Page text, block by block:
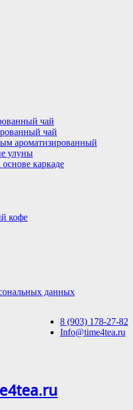
чай
чай
ароматизированный
улуны
каркаде
кофе
данных
8 (903) 178-27-82
Info@time4tea.ru